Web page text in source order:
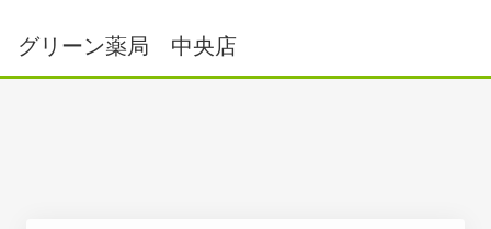
グリーン薬局 中央店